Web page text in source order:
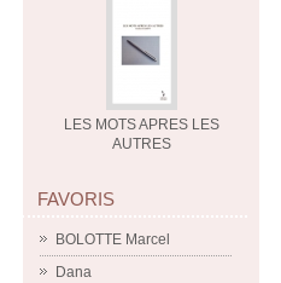
LES MOTS APRES LES
AUTRES
FAVORIS
BOLOTTE Marcel
Dana